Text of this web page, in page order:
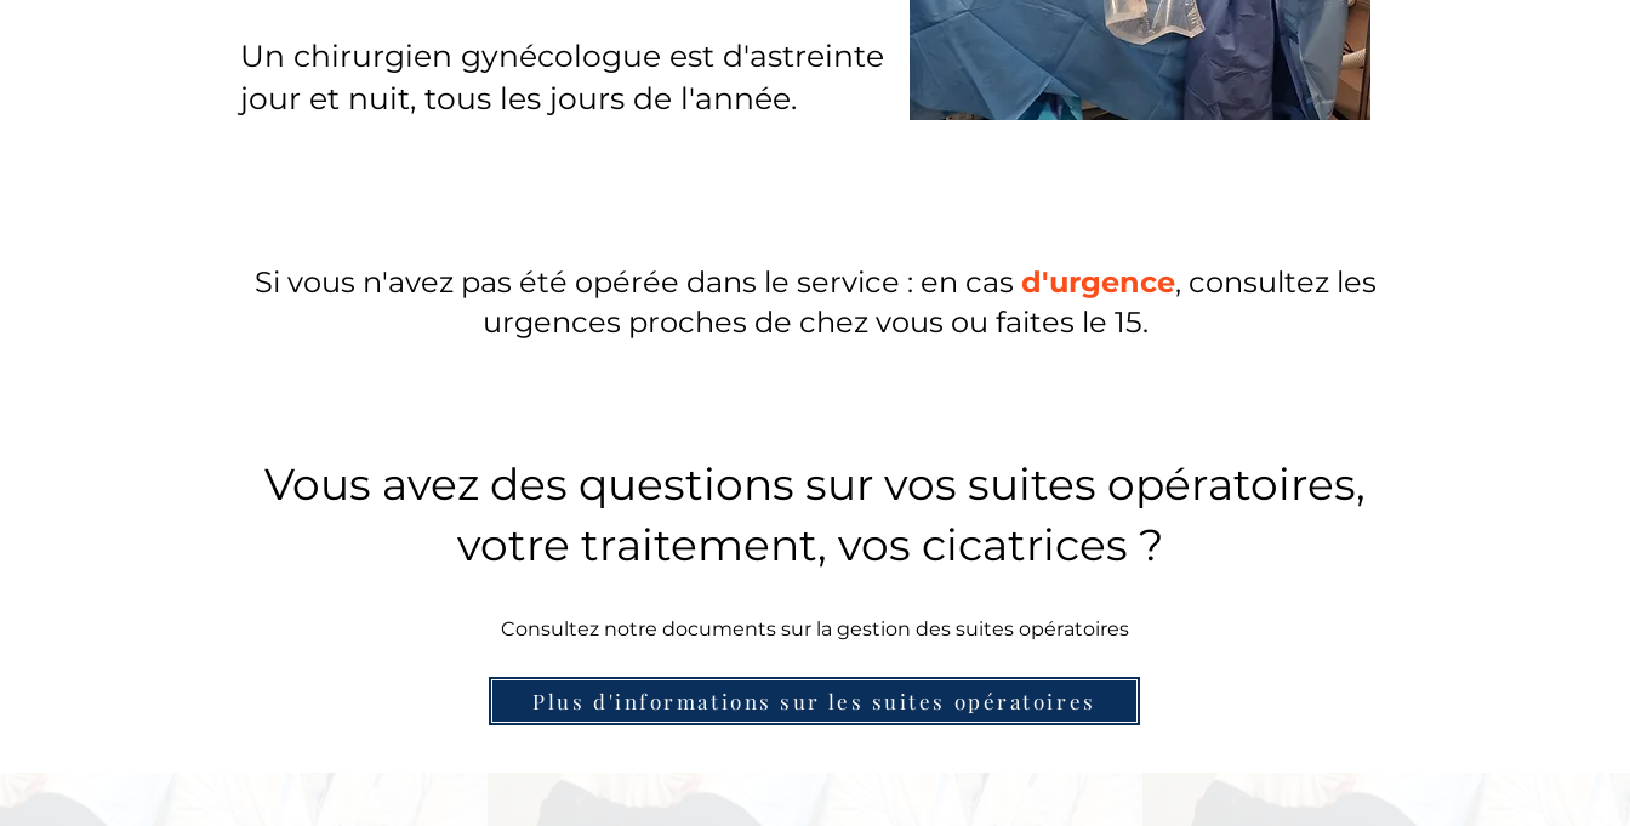
Un chirurgien gynécologue est d'astreinte
jour et nuit, tous les jours de l'année. ​
Si vous n'avez pas été opérée dans le service : en cas d'urgence, consultez les
urgences proches de chez vous ou faites le 15.
Vous avez des questions sur vos suites opératoires,
votre traitement, vos cicatrices ?
Consultez notre documents sur la gestion des suites opératoires
Plus d'informations sur les suites opératoires